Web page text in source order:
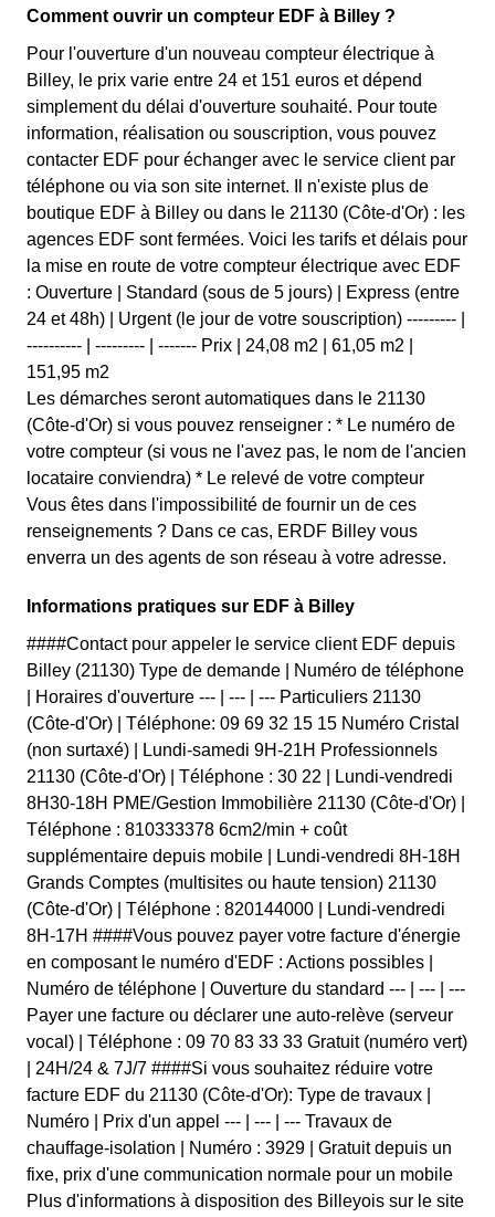
Comment ouvrir un compteur EDF à Billey ?
Pour l'ouverture d'un nouveau compteur électrique à
Billey, le prix varie entre 24 et 151 euros et dépend
simplement du délai d'ouverture souhaité. Pour toute
information, réalisation ou souscription, vous pouvez
contacter EDF pour échanger avec le service client par
téléphone ou via son site internet. Il n'existe plus de
boutique EDF à Billey ou dans le 21130 (Côte-d'Or) : les
agences EDF sont fermées. Voici les tarifs et délais pour
la mise en route de votre compteur électrique avec EDF
: Ouverture | Standard (sous de 5 jours) | Express (entre
24 et 48h) | Urgent (le jour de votre souscription) --------- |
---------- | --------- | ------- Prix | 24,08 m2 | 61,05 m2 |
151,95 m2
Les démarches seront automatiques dans le 21130
(Côte-d'Or) si vous pouvez renseigner : * Le numéro de
votre compteur (si vous ne l'avez pas, le nom de l'ancien
locataire conviendra) * Le relevé de votre compteur
Vous êtes dans l'impossibilité de fournir un de ces
renseignements ? Dans ce cas, ERDF Billey vous
enverra un des agents de son réseau à votre adresse.
Informations pratiques sur EDF à Billey
####Contact pour appeler le service client EDF depuis
Billey (21130) Type de demande | Numéro de téléphone
| Horaires d'ouverture --- | --- | --- Particuliers 21130
(Côte-d'Or) | Téléphone: 09 69 32 15 15 Numéro Cristal
(non surtaxé) | Lundi-samedi 9H-21H Professionnels
21130 (Côte-d'Or) | Téléphone : 30 22 | Lundi-vendredi
8H30-18H PME/Gestion Immobilière 21130 (Côte-d'Or) |
Téléphone : 810333378 6cm2/min + coût
supplémentaire depuis mobile | Lundi-vendredi 8H-18H
Grands Comptes (multisites ou haute tension) 21130
(Côte-d'Or) | Téléphone : 820144000 | Lundi-vendredi
8H-17H ####Vous pouvez payer votre facture d'énergie
en composant le numéro d'EDF : Actions possibles |
Numéro de téléphone | Ouverture du standard --- | --- | ---
Payer une facture ou déclarer une auto-relève (serveur
vocal) | Téléphone : 09 70 83 33 33 Gratuit (numéro vert)
| 24H/24 & 7J/7 ####Si vous souhaitez réduire votre
facture EDF du 21130 (Côte-d'Or): Type de travaux |
Numéro | Prix d'un appel --- | --- | --- Travaux de
chauffage-isolation | Numéro : 3929 | Gratuit depuis un
fixe, prix d'une communication normale pour un mobile
Plus d'informations à disposition des Billeyois sur le site